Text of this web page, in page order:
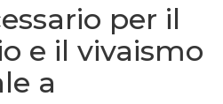
per il
e il vivaismo
a